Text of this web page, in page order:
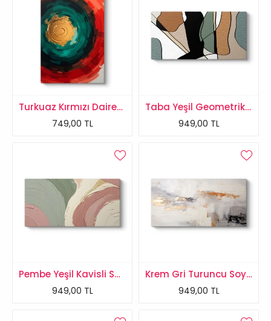
Turkuaz Kırmızı Dairesel Soyut Kanvas Tablo
749,00 TL
Taba Yeşil Geometrik Soyut Kanvas Tablo
949,00 TL
Pembe Yeşil Kavisli Soyut Kanvas Tablo
949,00 TL
Krem Gri Turuncu Soyut Kanvas Tablo
949,00 TL